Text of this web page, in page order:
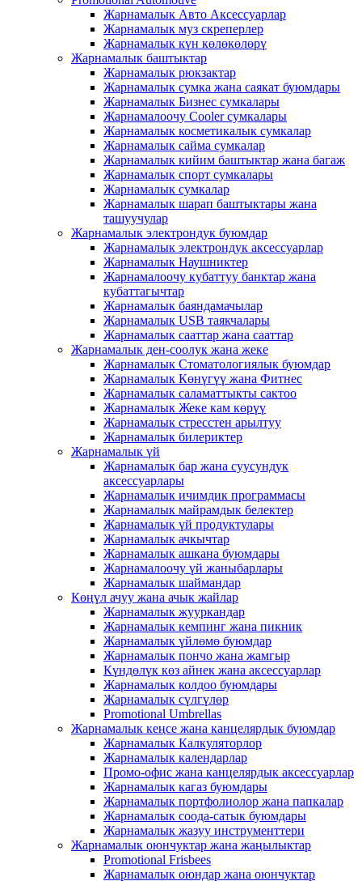
Жарнамалык Авто Аксессуарлар
Жарнамалык муз скреперлер
Жарнамалык күн көлөкөлөрү
Жарнамалык баштыктар
Жарнамалык рюкзактар
Жарнамалык сумка жана саякат буюмдары
Жарнамалык Бизнес сумкалары
Жарнамалоочу Cooler сумкалары
Жарнамалык косметикалык сумкалар
Жарнамалык сайма сумкалар
Жарнамалык кийим баштыктар жана багаж
Жарнамалык спорт сумкалары
Жарнамалык сумкалар
Жарнамалык шарап баштыктары жана
ташуучулар
Жарнамалык электрондук буюмдар
Жарнамалык электрондук аксессуарлар
Жарнамалык Наушниктер
Жарнамалоочу кубаттуу банктар жана
кубаттагычтар
Жарнамалык баяндамачылар
Жарнамалык USB таякчалары
Жарнамалык сааттар жана сааттар
Жарнамалык ден-соолук жана жеке
Жарнамалык Стоматологиялык буюмдар
Жарнамалык Көнүгүү жана Фитнес
Жарнамалык саламаттыкты сактоо
Жарнамалык Жеке кам көрүү
Жарнамалык стресстен арылтуу
Жарнамалык билериктер
Жарнамалык үй
Жарнамалык бар жана суусундук
аксессуарлары
Жарнамалык ичимдик программасы
Жарнамалык майрамдык белектер
Жарнамалык үй продуктулары
Жарнамалык ачкычтар
Жарнамалык ашкана буюмдары
Жарнамалоочу үй жаныбарлары
Жарнамалык шаймандар
Көңүл ачуу жана ачык жайлар
Жарнамалык жууркандар
Жарнамалык кемпинг жана пикник
Жарнамалык үйлөмө буюмдар
Жарнамалык пончо жана жамгыр
Күндөлүк көз айнек жана аксессуарлар
Жарнамалык колдоо буюмдары
Жарнамалык сүлгүлөр
Promotional Umbrellas
Жарнамалык кеңсе жана канцелярдык буюмдар
Жарнамалык Калкуляторлор
Жарнамалык календарлар
Промо-офис жана канцелярдык аксессуарлар
Жарнамалык кагаз буюмдары
Жарнамалык портфолиолор жана папкалар
Жарнамалык соода-сатык буюмдары
Жарнамалык жазуу инструменттери
Жарнамалык оюнчуктар жана жаңылыктар
Promotional Frisbees
Жарнамалык оюндар жана оюнчуктар